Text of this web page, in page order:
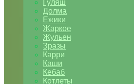
Гуляш
Долма
Ежики
Жаркое
Жульен
Зразы
Карри
Каши
Кебаб
Котлеты